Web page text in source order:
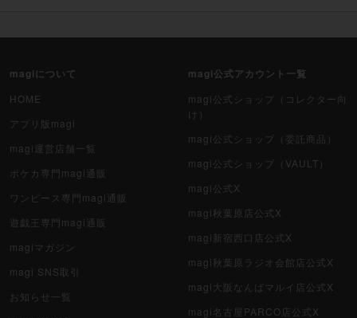
magiについて
HOME
アプリ版magi
magi運営店舗一覧
ポケカ専門magi通販
ワンピース専門magi通販
遊戯王専門magi通販
magiマガジン
magi SNS取引
お知らせ一覧
magi公式アカウント一覧
magi公式ショップ（コレクター向
け）
magi公式ショップ（委託商品）
magi公式ショップ（VAULT）
magi公式X
magi秋葉原店公式X
magi新宿西口店公式X
magi秋葉原ラジオ会館店公式X
magi大阪なんばマルイ店公式X
magi名古屋PARCO店公式X